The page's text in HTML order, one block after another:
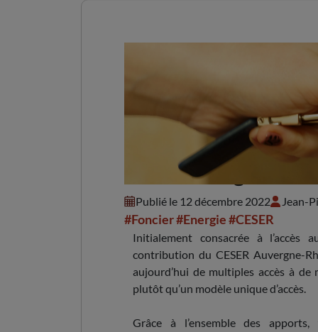
L’accès au logement
Publié le 12 décembre 2022 Jean-
#Foncier#Energie#CESER
Initialement consacrée à l’accès
contribution du CESER Auvergne-
aujourd’hui de multiples accès à
plutôt qu’un modèle unique d’accès.
Grâce à l’ensemble des